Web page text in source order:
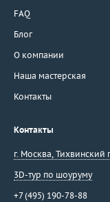
FAQ
Блог
О компании
Наша мастерская
Контакты
Контакты
г. Москва, Тихвинский
3D-тур по шоуруму
+7 (495) 190-78-88